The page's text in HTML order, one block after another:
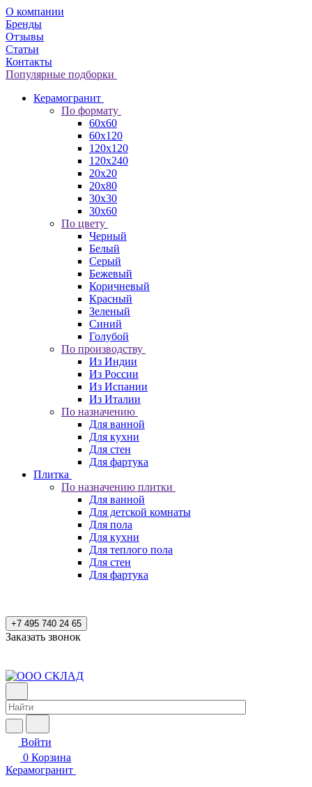
О компании
Бренды
Отзывы
Статьи
Контакты
Популярные подборки
Керамогранит
По формату
60x60
60x120
120x120
120x240
20x20
20x80
30x30
30x60
По цвету
Черный
Белый
Серый
Бежевый
Коричневый
Красный
Зеленый
Синий
Голубой
По производству
Из Индии
Из России
Из Испании
Из Италии
По назначению
Для ванной
Для кухни
Для стен
Для фартука
Плитка
По назначению плитки
Для ванной
Для детской комнаты
Для пола
Для кухни
Для теплого пола
Для стен
Для фартука
+7 495 740 24 65
Заказать звонок
Войти
0 Корзина
Керамогранит